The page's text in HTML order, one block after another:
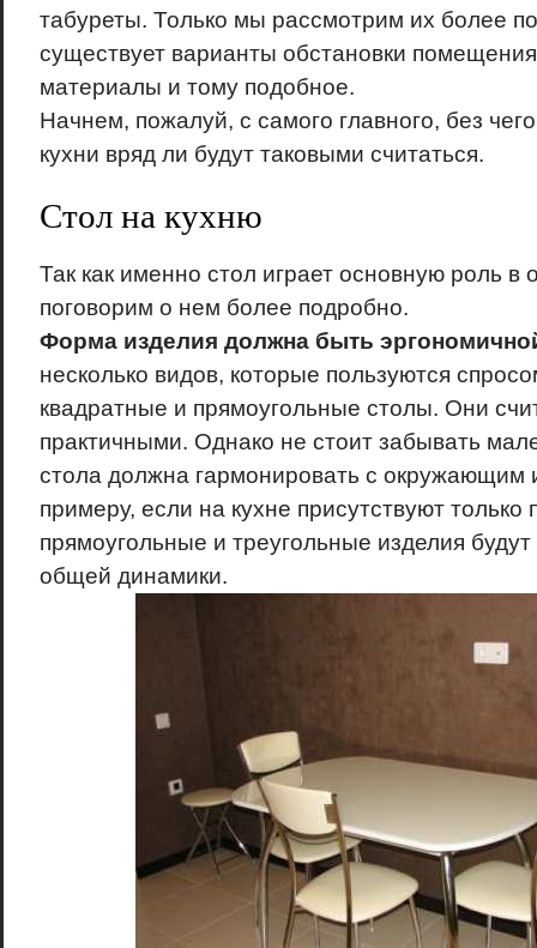
табуреты. Только мы рассмотрим их более
существует варианты обстановки
материалы и тому подобное.
Начнем, пожалуй, с самого главного, без
кухни вряд ли будут таковыми считаться.
Стол на кухню
Так как именно стол играет основную роль в
поговорим о нем более подробно.
Форма изделия должна быть
несколько видов, которые пользуются
квадратные и прямоугольные столы. Они
практичными. Однако не стоит забывать
стола должна гармонировать с окружающим
примеру, если на кухне присутствуют
прямоугольные и треугольные изделия
общей динамики.